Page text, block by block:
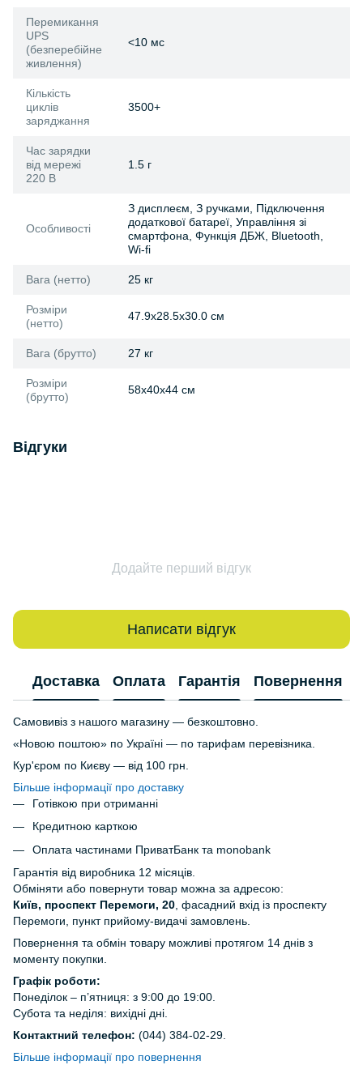
Перемикання
UPS
(безперебійне
живлення)
<10 мс
Кількість
циклів
заряджання
3500+
Час зарядки
від мережі
220 В
1.5 г
Особливості
З дисплеєм, З ручками, Підключення
додаткової батареї, Управління зі
смартфона, Функція ДБЖ, Bluetooth,
Wi-fi
Вага (нетто) 25 кг
Розміри
(нетто)
47.9x28.5x30.0 см
Вага (брутто) 27 кг
Розміри
(брутто)
58х40х44 см
Відгуки
Додайте перший відгук
Написати відгук
Доставка Оплата Гарантія Повернення
Самовивіз з нашого магазину — безкоштовно.
«Новою поштою» по Україні — по тарифам перевізника.
Кур'єром по Києву — від 100 грн.
Більше інформації про доставку
Готівкою при отриманні
Кредитною карткою
Оплата частинами ПриватБанк та monobank
Гарантія від виробника 12 місяців.
Обміняти або повернути товар можна за адресою:
Київ, проспект Перемоги, 20, фасадний вхід із проспекту
Перемоги, пункт прийому-видачі замовлень.
Повернення та обмін товару можливі протягом 14 днів з
моменту покупки.
Графік роботи:
Понеділок – п’ятниця: з 9:00 до 19:00.
Субота та неділя: вихідні дні.
Контактний телефон: (044) 384-02-29.
Більше інформації про повернення